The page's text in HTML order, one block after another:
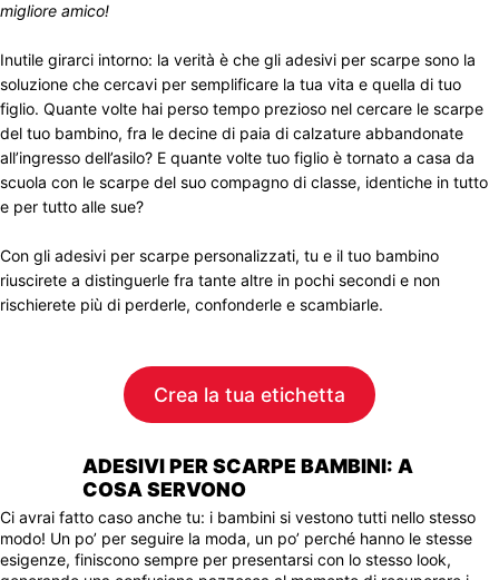
migliore amico!
Inutile girarci intorno: la verità è che gli adesivi per scarpe sono la
soluzione che cercavi per semplificare la tua vita e quella di tuo
figlio. Quante volte hai perso tempo prezioso nel cercare le scarpe
del tuo bambino, fra le decine di paia di calzature abbandonate
all’ingresso dell’asilo? E quante volte tuo figlio è tornato a casa da
scuola con le scarpe del suo compagno di classe, identiche in tutto
e per tutto alle sue?
Con gli adesivi per scarpe personalizzati, tu e il tuo bambino
riuscirete a distinguerle fra tante altre in pochi secondi e non
rischierete più di perderle, confonderle e scambiarle.
Crea la tua etichetta
ADESIVI PER SCARPE BAMBINI: A
COSA SERVONO
Ci avrai fatto caso anche tu: i bambini si vestono tutti nello stesso
modo! Un po’ per seguire la moda, un po’ perché hanno le stesse
esigenze, finiscono sempre per presentarsi con lo stesso look,